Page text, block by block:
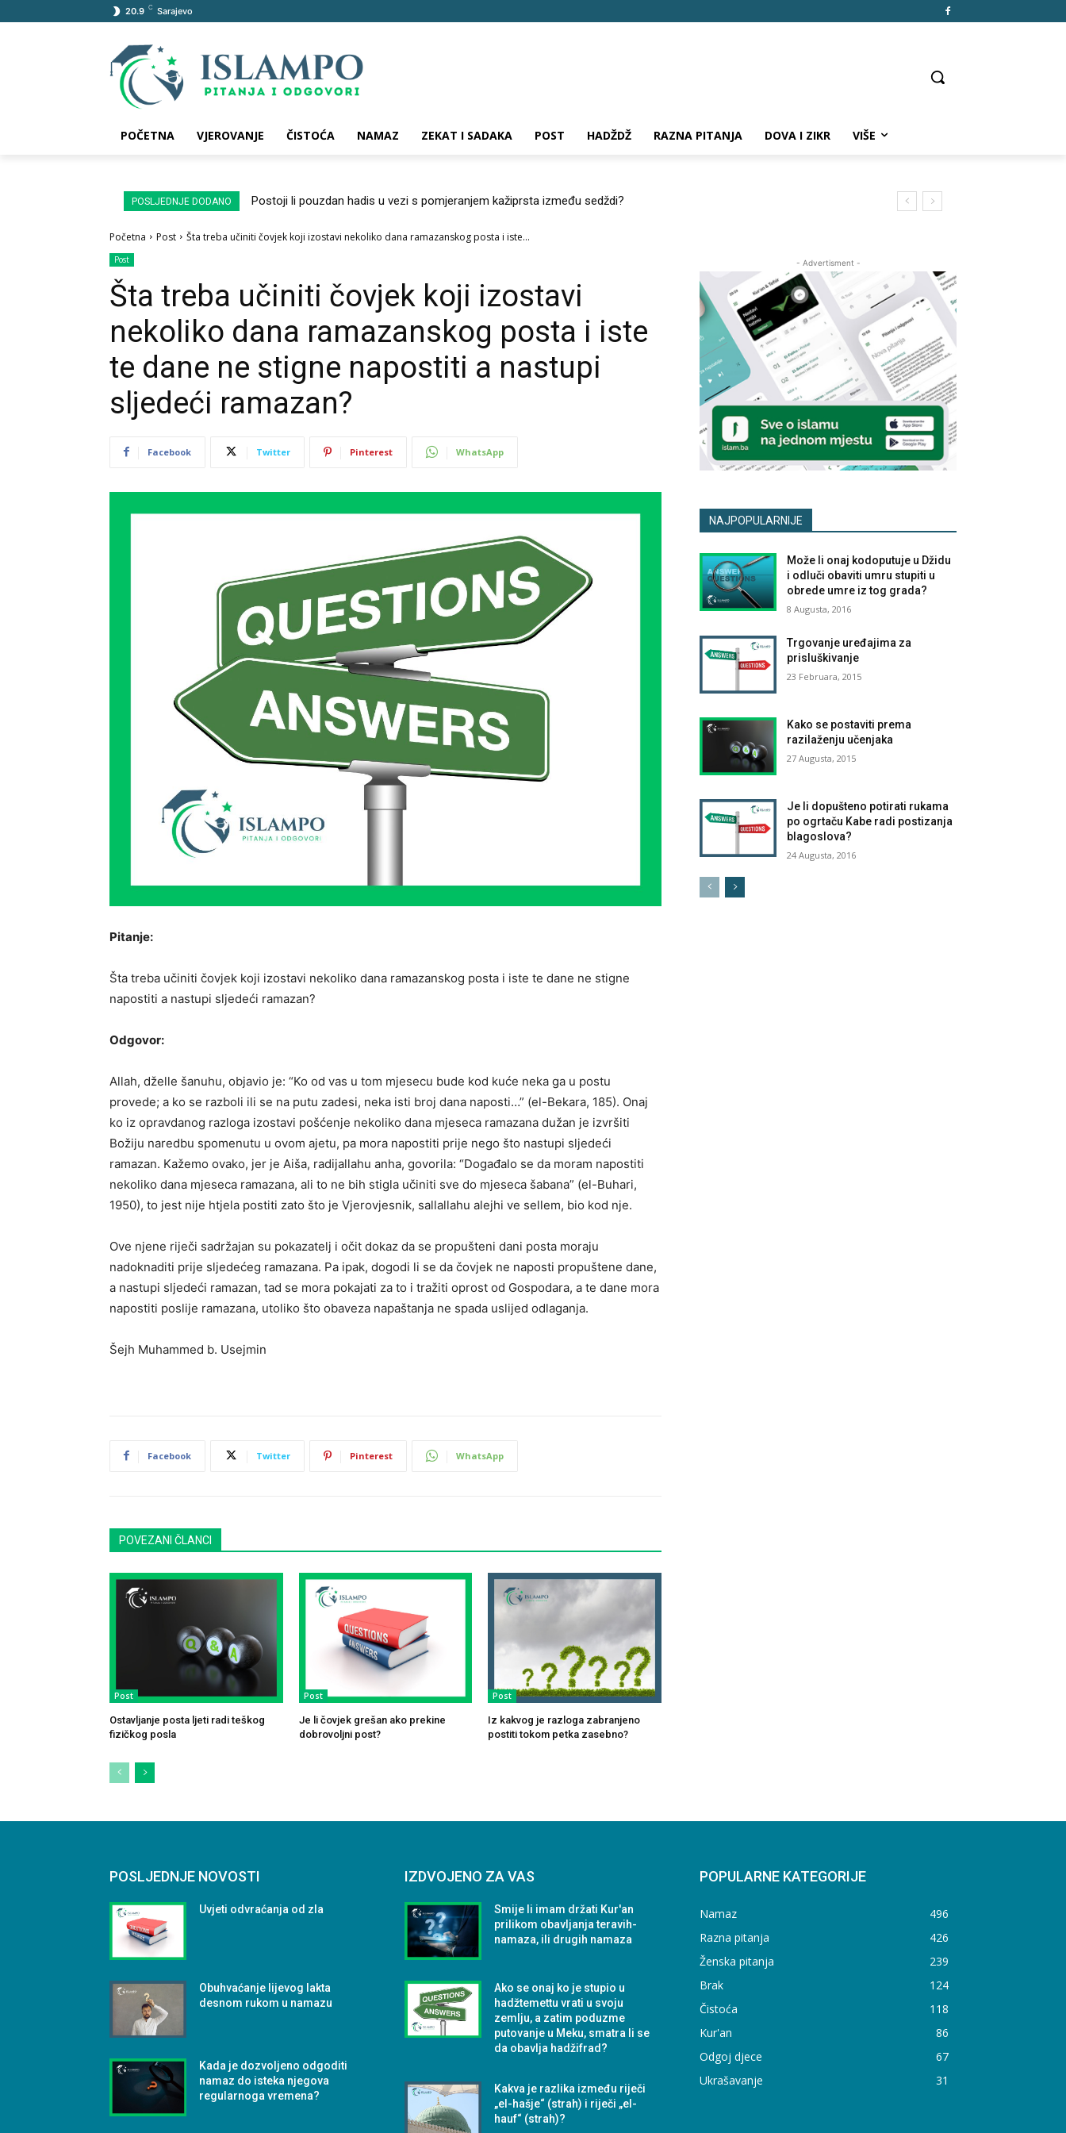
20.9 C Sarajevo
POČETNA VJEROVANJE ČISTOĆA NAMAZ ZEKAT I SADAKA POST HADŽDŽ RAZNA PITANJA DOVA I ZIKR VIŠE
POSLJEDNJE DODANO Postoji li pouzdan hadis u vezi s pomjeranjem kažiprsta između sedždi?
Početna Post Šta treba učiniti čovjek koji izostavi nekoliko dana ramazanskog posta i iste...
Post
Šta treba učiniti čovjek koji izostavi
nekoliko dana ramazanskog posta i iste
te dane ne stigne napostiti a nastupi
sljedeći ramazan?
Facebook Twitter Pinterest WhatsApp
Pitanje:
Šta treba učiniti čovjek koji izostavi nekoliko dana ramazanskog posta i iste te dane ne stigne
napostiti a nastupi sljedeći ramazan?
Odgovor:
Allah, dželle šanuhu, objavio je: “Ko od vas u tom mjesecu bude kod kuće neka ga u postu
provede; a ko se razboli ili se na putu zadesi, neka isti broj dana naposti…” (el-Bekara, 185). Onaj
ko iz opravdanog razloga izostavi pošćenje nekoliko dana mjeseca ramazana dužan je izvršiti
Božiju naredbu spomenutu u ovom ajetu, pa mora napostiti prije nego što nastupi sljedeći
ramazan. Kažemo ovako, jer je Aiša, radijallahu anha, govorila: “Događalo se da moram napostiti
nekoliko dana mjeseca ramazana, ali to ne bih stigla učiniti sve do mjeseca šabana” (el-Buhari,
1950), to jest nije htjela postiti zato što je Vjerovjesnik, sallallahu alejhi ve sellem, bio kod nje.
Ove njene riječi sadržajan su pokazatelj i očit dokaz da se propušteni dani posta moraju
nadoknaditi prije sljedećeg ramazana. Pa ipak, dogodi li se da čovjek ne naposti propuštene dane,
a nastupi sljedeći ramazan, tad se mora pokajati za to i tražiti oprost od Gospodara, a te dane mora
napostiti poslije ramazana, utoliko što obaveza napaštanja ne spada uslijed odlaganja.
Šejh Muhammed b. Usejmin
Facebook Twitter Pinterest WhatsApp
POVEZANI ČLANCI
Post
Ostavljanje posta ljeti radi teškog
fizičkog posla
Post
Je li čovjek grešan ako prekine
dobrovoljni post?
Post
Iz kakvog je razloga zabranjeno
postiti tokom petka zasebno?
- Advertisment -
NAJPOPULARNIJE
Može li onaj kodoputuje u Džidu
i odluči obaviti umru stupiti u
obrede umre iz tog grada?
8 Augusta, 2016
Trgovanje uređajima za
prisluškivanje
23 Februara, 2015
Kako se postaviti prema
razilaženju učenjaka
27 Augusta, 2015
Je li dopušteno potirati rukama
po ogrtaču Kabe radi postizanja
blagoslova?
24 Augusta, 2016
POSLJEDNJE NOVOSTI
Uvjeti odvraćanja od zla
Obuhvaćanje lijevog lakta
desnom rukom u namazu
Kada je dozvoljeno odgoditi
namaz do isteka njegova
regularnoga vremena?
IZDVOJENO ZA VAS
Smije li imam držati Kur'an
prilikom obavljanja teravih-
namaza, ili drugih namaza
Ako se onaj ko je stupio u
hadžtemettu vrati u svoju
zemlju, a zatim poduzme
putovanje u Meku, smatra li se
da obavlja hadžifrad?
Kakva je razlika između riječi
„el-hašje“ (strah) i riječi „el-
hauf“ (strah)?
POPULARNE KATEGORIJE
Namaz
496
Razna pitanja
426
Ženska pitanja
239
Brak
124
Čistoća
118
Kur'an
86
Odgoj djece
67
Ukrašavanje
31